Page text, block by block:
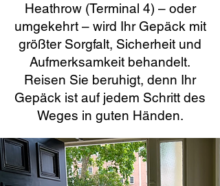
Heathrow (Terminal 4) – oder
umgekehrt – wird Ihr Gepäck mit
größter Sorgfalt, Sicherheit und
Aufmerksamkeit behandelt.
Reisen Sie beruhigt, denn Ihr
Gepäck ist auf jedem Schritt des
Weges in guten Händen.